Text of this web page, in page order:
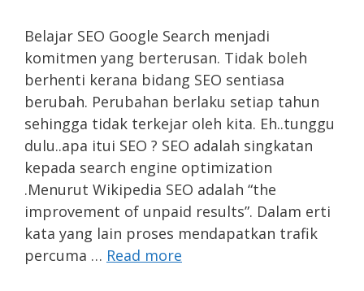
Belajar SEO Google Search menjadi
komitmen yang berterusan. Tidak boleh
berhenti kerana bidang SEO sentiasa
berubah. Perubahan berlaku setiap tahun
sehingga tidak terkejar oleh kita. Eh..tunggu
dulu..apa itui SEO ? SEO adalah singkatan
kepada search engine optimization
.Menurut Wikipedia SEO adalah “the
improvement of unpaid results”. Dalam erti
kata yang lain proses mendapatkan trafik
percuma … Read more